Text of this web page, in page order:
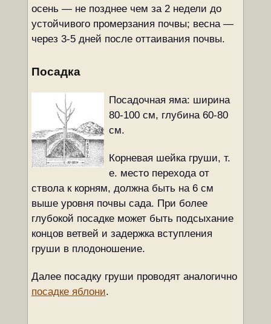
осень — не позднее чем за 2 недели до
устойчивого промерзания почвы; весна —
через 3-5 дней после оттаивания почвы.
Посадка
Посадочная яма: ширина
80-100 см, глубина 60-80
см.
Корневая шейка груши, т.
е. место перехода от
ствола к корням, должна быть на 6 см
выше уровня почвы сада. При более
глубокой посадке может быть подсыхание
концов ветвей и задержка вступления
груши в плодоношение.
Далее посадку груши проводят аналогично
посадке яблони.